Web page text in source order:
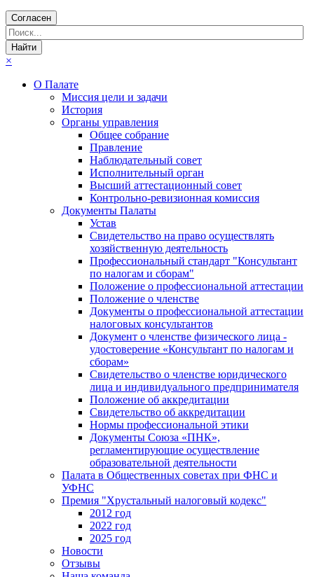
Согласен
×
О Палате
Миссия цели и задачи
История
Органы управления
Общее собрание
Правление
Наблюдательный совет
Исполнительный орган
Высший аттестационный совет
Контрольно-ревизионная комиссия
Документы Палаты
Устав
Свидетельство на право осуществлять
хозяйственную деятельность
Профессиональный стандарт "Консультант
по налогам и сборам"
Положение о профессиональной аттестации
Положение о членстве
Документы о профессиональной аттестации
налоговых консультантов
Документ о членстве физического лица -
удостоверение «Консультант по налогам и
сборам»
Свидетельство о членстве юридического
лица и индивидуального предпринимателя
Положение об аккредитации
Свидетельство об аккредитации
Нормы профессиональной этики
Документы Союза «ПНК»,
регламентирующие осуществление
образовательной деятельности
Палата в Общественных советах при ФНС и
УФНС
Премия "Хрустальный налоговый кодекс"
2012 год
2022 год
2025 год
Новости
Отзывы